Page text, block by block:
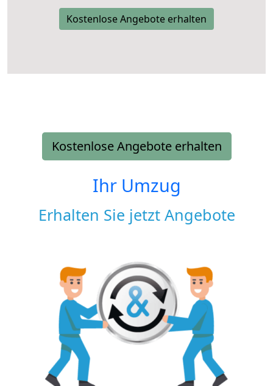
Kostenlose Angebote erhalten
Kostenlose Angebote erhalten
Ihr Umzug
Erhalten Sie jetzt Angebote